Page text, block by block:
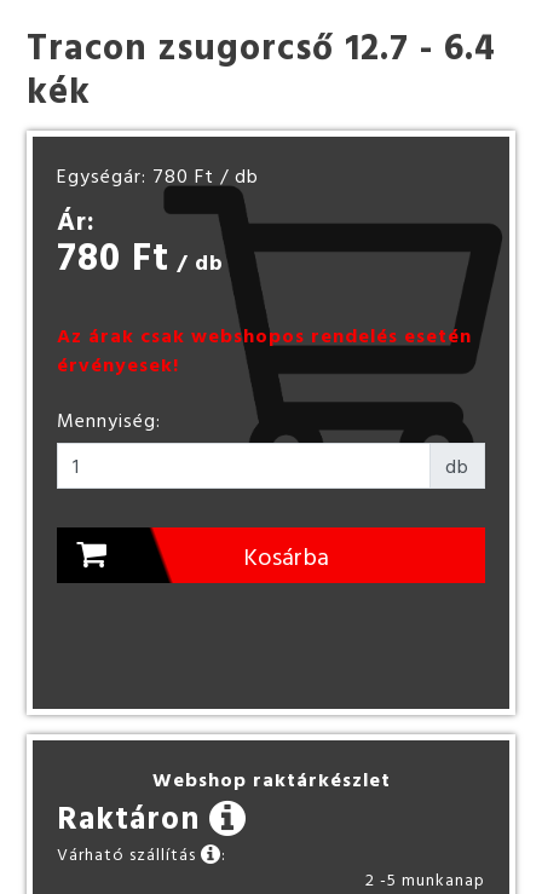
Tracon zsugorcső 12.7 - 6.4
kék
Egységár: 780 Ft / db
Ár:
780 Ft / db
Az árak csak webshopos rendelés esetén
érvényesek!
Mennyiség:
db
Kosárba
Webshop raktárkészlet
Raktáron
Várható szállítás
:
2 -5 munkanap